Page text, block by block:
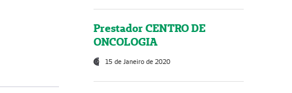
Prestador CENTRO DE
ONCOLOGIA
15 de Janeiro de 2020